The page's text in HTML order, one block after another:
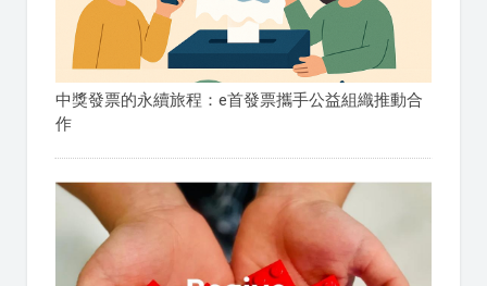
中獎發票的永續旅程：e首發票攜手公益組織推動合
作